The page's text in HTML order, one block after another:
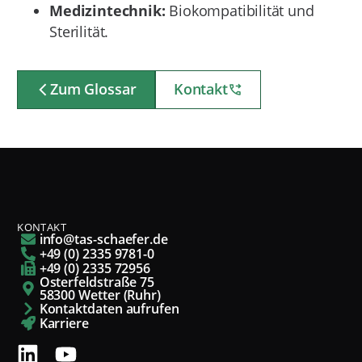
Medizintechnik: Biokompatibilität und
Sterilität.
Zum Glossar Kontakt
KONTAKT
info@tas-schaefer.de
+49 (0) 2335 9781-0
+49 (0) 2335 72956
Osterfeldstraße 75
58300 Wetter (Ruhr)
Kontaktdaten aufrufen
Karriere